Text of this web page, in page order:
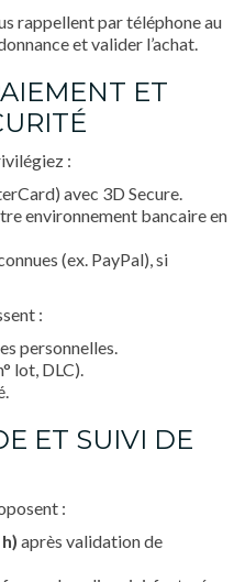
rappellent par téléphone au
et valider l’achat.
ET
:
avec 3D Secure.
environnement bancaire en
(ex. PayPal), si
:
personnelles.
lot, DLC).
ET SUIVI DE
:
après validation de